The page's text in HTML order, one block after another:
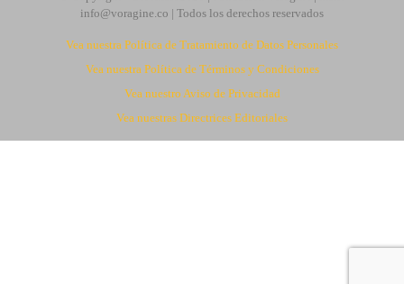
info@voragine.co | Todos los derechos reservados
Vea nuestra Política de Tratamiento de Datos Personales
Vea nuestra Política de Términos y Condiciones
Vea nuestro Aviso de Privacidad
Vea nuestras Directrices Editoriales